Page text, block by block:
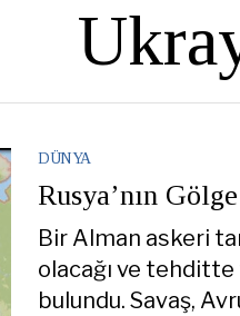
DÜNYA
Rusya’nın
Bir Alman askeri
olacağı ve
bulundu. Savaş,